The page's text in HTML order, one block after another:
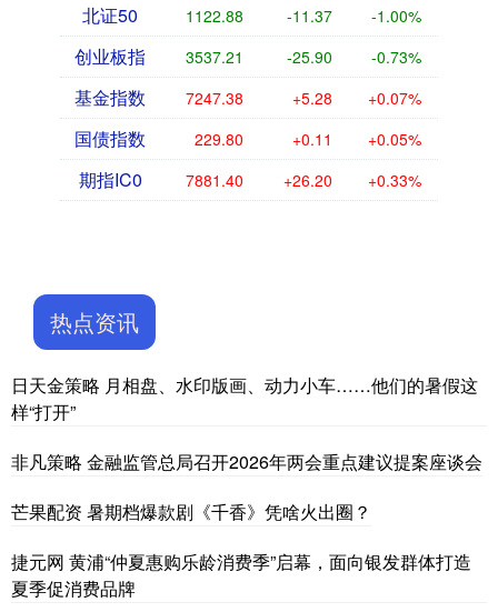
北证50 1122.88 -11.37 -1.00%
创业板指 3537.21 -25.90 -0.73%
基金指数 7247.38 +5.28 +0.07%
国债指数 229.80 +0.11 +0.05%
期指IC0 7881.40 +26.20 +0.33%
热点资讯
日天金策略 月相盘、水印版画、动力小车……他们的暑假这
样“打开”
非凡策略 金融监管总局召开2026年两会重点建议提案座谈会
芒果配资 暑期档爆款剧《千香》凭啥火出圈？
捷元网 黄浦“仲夏惠购乐龄消费季”启幕，面向银发群体打造
夏季促消费品牌